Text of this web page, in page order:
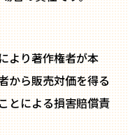
より著作権者が本
から販売対価を得る
とによる損害賠償責